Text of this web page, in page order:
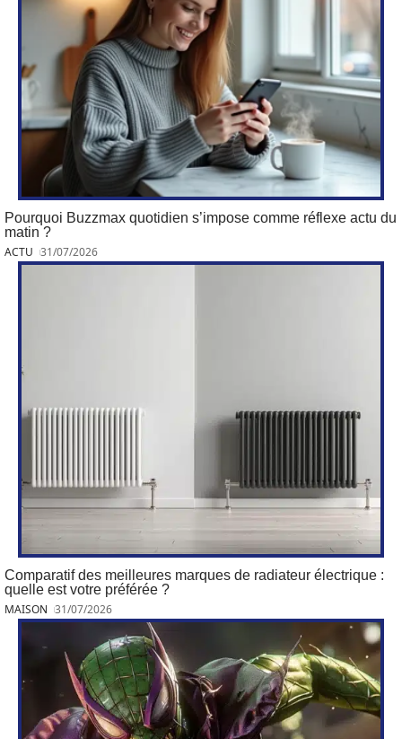
Pourquoi Buzzmax quotidien s’impose comme réflexe actu du
matin ?
ACTU 31/07/2026
Comparatif des meilleures marques de radiateur électrique :
quelle est votre préférée ?
MAISON 31/07/2026